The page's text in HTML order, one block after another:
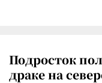
Подросток
драке на